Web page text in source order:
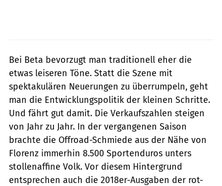
Bei Beta bevorzugt man traditionell eher die
etwas leiseren ­Töne. Statt die Szene mit
spektakulären Neuerungen zu überrumpeln, geht
man die Entwicklungspolitik der kleinen Schritte.
Und fährt gut damit. Die Verkaufszahlen steigen
von Jahr zu Jahr. In der vergangenen Saison
brachte die Offroad-Schmiede aus der Nähe von
Florenz immerhin 8.500 Sportenduros unters
stollen­affine Volk. Vor diesem Hintergrund
entsprechen auch die 2018er-Ausgaben der rot-